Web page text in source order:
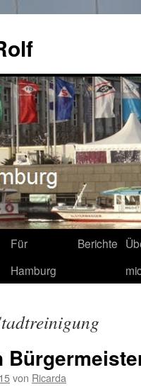
Für
Hamburg
Berichte
von Ricarda